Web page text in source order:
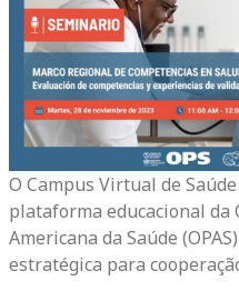
O Campus Virtual de
plataforma educacional da
Americana da Saúde
estratégica para